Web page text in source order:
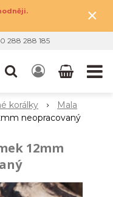
×
288 288 185
korálky
Mala
neopracovaný
12mm